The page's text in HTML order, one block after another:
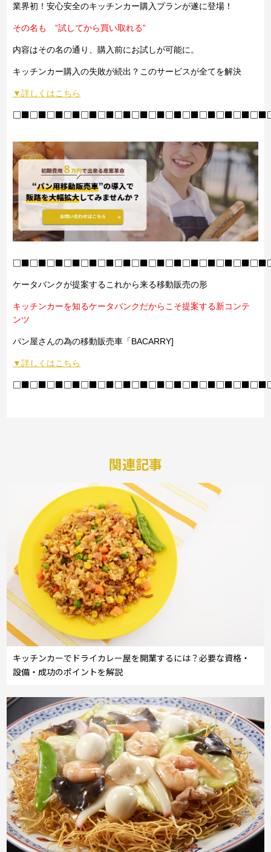
業界初！安心安全のキッチンカー購入プランが遂に登場！
その名も ”試してから買い取れる”
内容はその名の通り、購入前にお試しが可能に。
キッチンカー購入の失敗が続出？このサービスが全てを解決
▼詳しくはこちら
ケータバンクが提案するこれから来る移動販売の形
キッチンカーを知るケータバンクだからこそ提案する新コンテ
ンツ
パン屋さんの為の移動販売車「BACARRY]
▼詳しくはこちら
関連記事
キッチンカーでドライカレー屋を開業するには？必要な資格・
設備・成功のポイントを解説